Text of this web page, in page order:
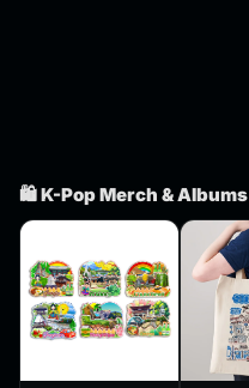
🛍️ K-Pop Merch & Albums